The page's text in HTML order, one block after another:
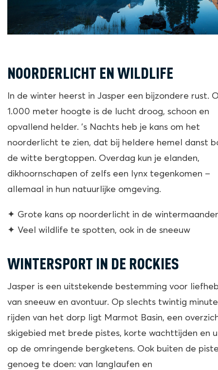
NOORDERLICHT EN WILDLIFE
In de winter heerst in Jasper een bijzondere rust.
1.000 meter hoogte is de lucht droog, schoon en
opvallend helder. ’s Nachts heb je kans om het
noorderlicht te zien, dat bij heldere hemel danst
de witte bergtoppen. Overdag kun je elanden,
dikhoornschapen of zelfs een lynx tegenkomen –
allemaal in hun natuurlijke omgeving.
✦ Grote kans op noorderlicht in de
✦ Veel wildlife te spotten, ook in de sneeuw
WINTERSPORT IN DE ROCKIES
Jasper is een uitstekende bestemming voor
van sneeuw en avontuur. Op slechts twintig
rijden van het dorp ligt Marmot Basin, een
skigebied met brede pistes, korte wachttijden en
op de omringende bergketens. Ook buiten de
genoeg te doen: van langlaufen en